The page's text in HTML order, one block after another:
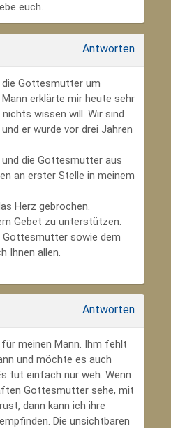
euch.
Antworten
Gottesmutter um
erklärte mir heute sehr
wissen will. Wir sind
er wurde vor drei Jahren
die Gottesmutter aus
an erster Stelle in meinem
Herz gebrochen.
Gebet zu unterstützen.
Gottesmutter sowie dem
Ihnen allen.
Antworten
meinen Mann. Ihm fehlt
und möchte es auch
tut einfach nur weh. Wenn
Gottesmutter sehe, mit
dann kann ich ihre
Die unsichtbaren